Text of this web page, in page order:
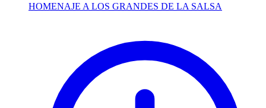
HOMENAJE A LOS GRANDES DE LA SALSA